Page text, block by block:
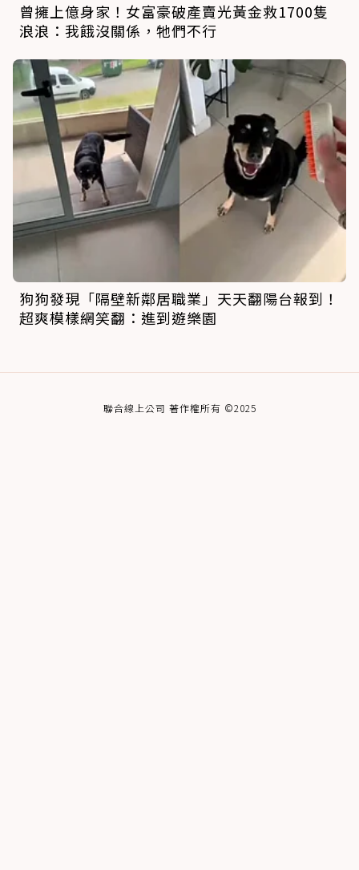
曾擁上億身家！女富豪破產賣光黃金救1700隻
浪浪：我餓沒關係，牠們不行
狗狗發現「隔壁新鄰居職業」天天翻陽台報到！
超爽模樣網笑翻：進到遊樂園
聯合線上公司 著作權所有 ©2025